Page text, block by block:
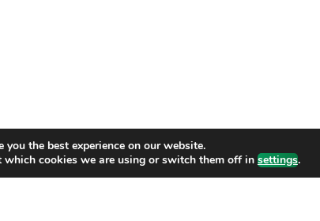
the best experience on our website.
which cookies we are using or switch them off in settings.